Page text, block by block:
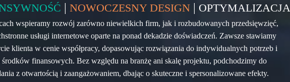
| NOWOCZESNY DESIGN | OPTYMALIZACJA
wspieramy rozwój zarówno niewielkich firm, jak i rozbudowanych przedsięwzięć,
usługi internetowe oparte na ponad dekadzie doświadczeń. Zawsze stawiamy
klienta w cenie współpracy, dopasowując rozwiązania do indywidualnych potrzeb i
środków finansowych. Bez względu na branżę ani skalę projektu, podchodzimy do
z otwartością i zaangażowaniem, dbając o skuteczne i spersonalizowane efekty.